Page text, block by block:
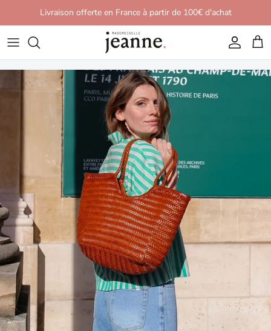
Aller au contenuLivraison offerte en France à partir de 100€ d'achat
Compte
Passer aux informations produits